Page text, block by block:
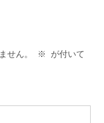
せん。 ※
が付いて